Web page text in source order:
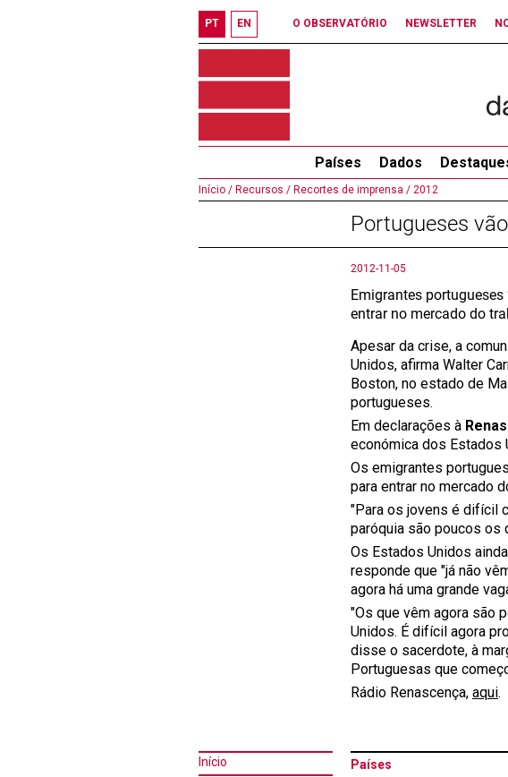
PT EN O OBSERVATÓRIO NEWSLETTER
Países Dados
Início / Recursos / Recortes de imprensa / 2012
Portugueses
2012-11-05
Emigrantes
entrar no mercado do
Apesar da crise, a
Unidos, afirma Walter
Boston, no estado de
portugueses.
Em declarações à
económica dos Estados
Os emigrantes
para entrar no mercado
"Para os jovens é difícil
paróquia são poucos os
Os Estados Unidos
responde que "já não
agora há uma grande
"Os que vêm agora são
Unidos. É difícil agora
disse o sacerdote, à
Portuguesas que
Rádio Renascença, aqui.
Início
Países